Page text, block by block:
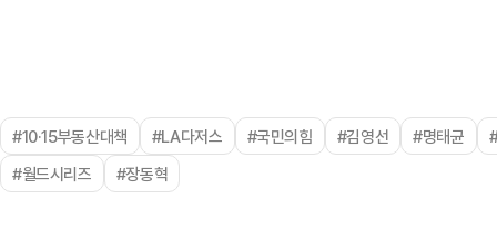
#10·15부동산대책 #LA다저스 #국민의힘 #김영선 #명태균
#월드시리즈
#장동혁